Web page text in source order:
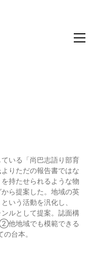
いる「尚巴志語り部育
りただの報告書ではな
持たせられるような物
ら提案した。地域の英
いう活動を汎化し、
ルとして提案。誌面構
他地域でも模範できる
台本。